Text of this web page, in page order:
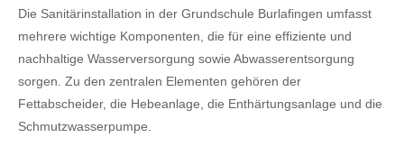
Die Sanitärinstallation in der Grundschule Burlafingen umfasst
mehrere wichtige Komponenten, die für eine effiziente und
nachhaltige Wasserversorgung sowie Abwasserentsorgung
sorgen. Zu den zentralen Elementen gehören der
Fettabscheider, die Hebeanlage, die Enthärtungsanlage und die
Schmutzwasserpumpe.